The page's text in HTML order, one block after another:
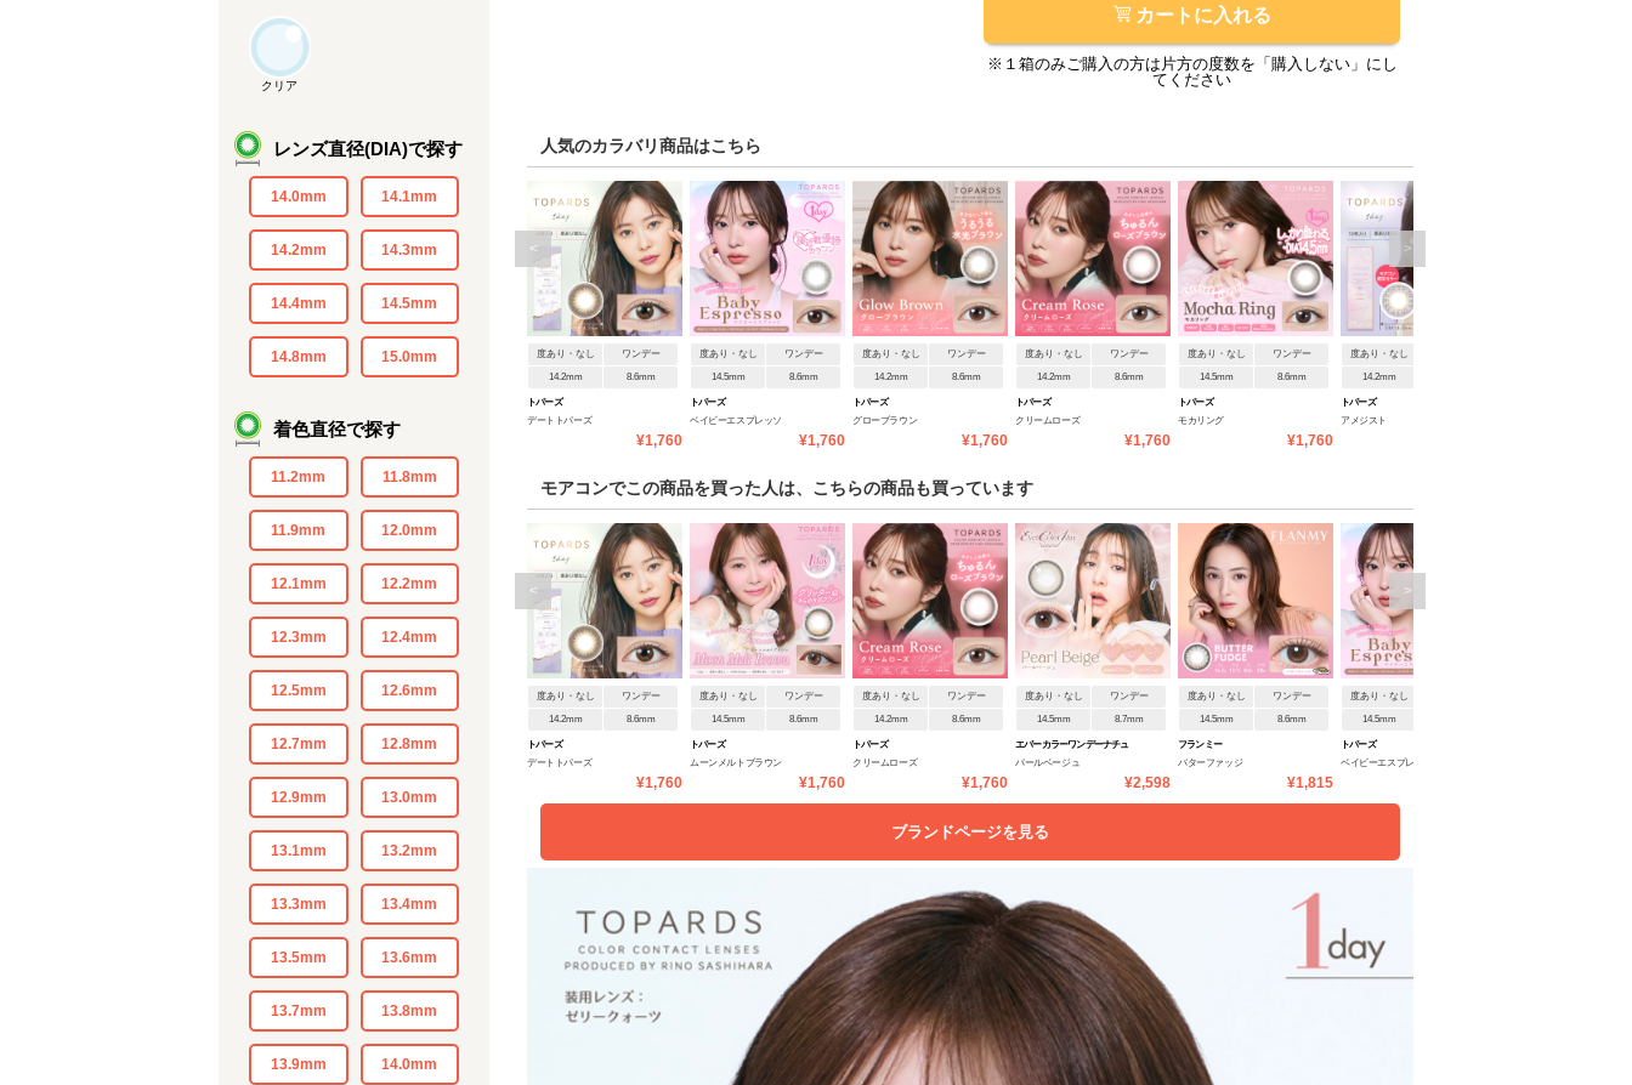
クリア
レンズ直径(DIA)で探す
14.0mm 14.1mm
14.2mm 14.3mm
14.4mm 14.5mm
14.8mm 15.0mm
着色直径で探す
11.2mm 11.8mm
11.9mm 12.0mm
12.1mm 12.2mm
12.3mm 12.4mm
12.5mm 12.6mm
12.7mm 12.8mm
12.9mm 13.0mm
13.1mm 13.2mm
13.3mm 13.4mm
13.5mm 13.6mm
13.7mm 13.8mm
13.9mm 14.0mm
カートに入れる
※１箱のみご購入の方は片方の度数を「購入しない」にし
てください
人気のカラバリ商品はこちら
度あり・なし ワンデー
14.2mm 8.6mm
トパーズ
デートトパーズ
¥1,760
度あり・なし ワンデー
14.5mm 8.6mm
トパーズ
ベイビーエスプレッソ
¥1,760
度あり・なし ワンデー
14.2mm 8.6mm
トパーズ
グローブラウン
¥1,760
度あり・なし ワンデー
14.2mm 8.6mm
トパーズ
クリームローズ
¥1,760
度あり・なし ワンデー
14.5mm 8.6mm
トパーズ
モカリング
¥1,760
度あり・なし
14.2mm
トパーズ
アメジスト
< >
モアコンでこの商品を買った人は、こちらの商品も買っています
度あり・なし ワンデー
14.2mm 8.6mm
トパーズ
デートトパーズ
¥1,760
度あり・なし ワンデー
14.5mm 8.6mm
トパーズ
ムーンメルトブラウン
¥1,760
度あり・なし ワンデー
14.2mm 8.6mm
トパーズ
クリームローズ
¥1,760
度あり・なし ワンデー
14.5mm 8.7mm
エバーカラーワンデーナチュ
パールベージュ
¥2,598
度あり・なし ワンデー
14.5mm 8.6mm
フランミー
バターファッジ
¥1,815
度あり・なし
14.5mm
トパーズ
ベイビーエスプレッソ
< >
ブランドページを見る